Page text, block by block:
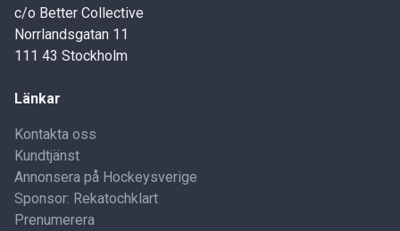
c/o Better Collective
Norrlandsgatan 11
111 43 Stockholm
Länkar
Kontakta oss
Kundtjänst
Annonsera på Hockeysverige
Sponsor: Rekatochklart
Prenumerera